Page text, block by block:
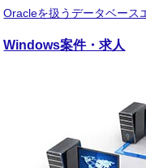
Oracleを扱うデータベース
Windows案件・求人